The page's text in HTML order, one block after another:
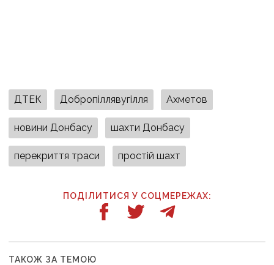
ДТЕК Добропіллявугілля Ахметов
новини Донбасу шахти Донбасу
перекриття траси простій шахт
ПОДІЛИТИСЯ У СОЦМЕРЕЖАХ:
ТАКОЖ ЗА ТЕМОЮ